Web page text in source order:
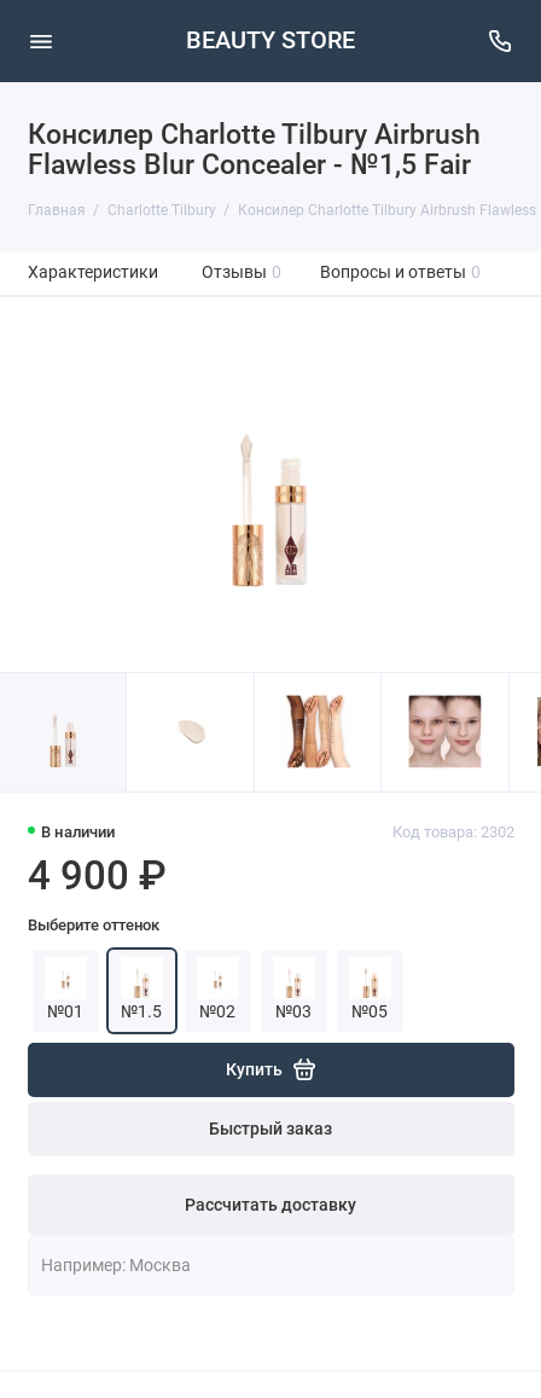
BEAUTY STORE
Консилер Charlotte Tilbury Airbrush
Flawless Blur Concealer - №1,5 Fair
Главная Charlotte Tilbury Консилер Charlotte Tilbury Airbrush
Характеристики Отзывы 0 Вопросы и ответы 0
В наличии Код товара: 2302
4 900 ₽
Выберите оттенок
№01 №1.5 №02 №03 №05
Купить
Быстрый заказ
Рассчитать доставку